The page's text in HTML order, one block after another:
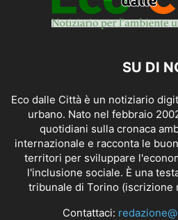
SU DI
Eco dalle Città è un notiziario
urbano. Nato nel febbraio
quotidiani sulla cronaca
internazionale e racconta le
territori per sviluppare
l'inclusione sociale. È una
tribunale di Torino (iscrizione
Contattaci: